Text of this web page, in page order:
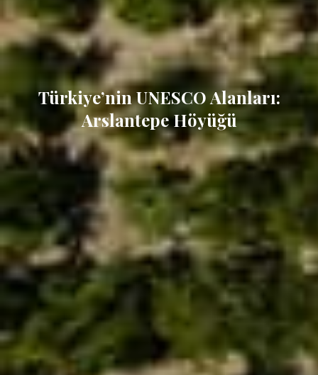
Türkiye’nin UNESCO Alanları:
Arslantepe Höyüğü